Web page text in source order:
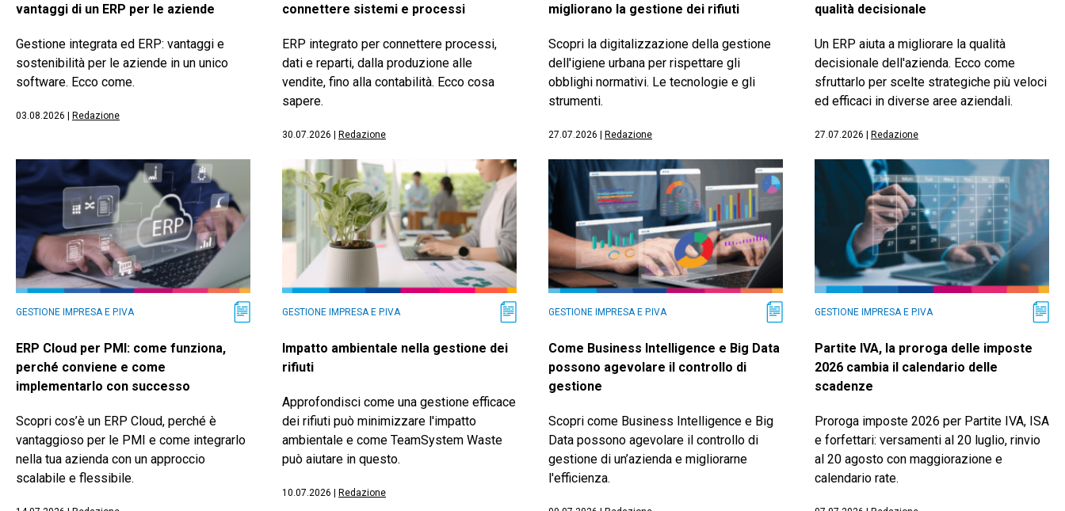
vantaggi di un ERP per le aziende
Gestione integrata ed ERP: vantaggi e
sostenibilità per le aziende in un unico
software. Ecco come.
03.08.2026 Redazione
connettere sistemi e processi
ERP integrato per connettere processi,
dati e reparti, dalla produzione alle
vendite, fino alla contabilità. Ecco cosa
sapere.
30.07.2026 Redazione
migliorano la gestione dei rifiuti
Scopri la digitalizzazione della gestione
dell'igiene urbana per rispettare gli
obblighi normativi. Le tecnologie e gli
strumenti.
27.07.2026 Redazione
qualità decisionale
Un ERP aiuta a migliorare la qualità
decisionale dell'azienda. Ecco come
sfruttarlo per scelte strategiche più veloci
ed efficaci in diverse aree aziendali.
27.07.2026 Redazione
GESTIONE IMPRESA E P.IVA
ERP Cloud per PMI: come funziona,
perché conviene e come
implementarlo con successo
Scopri cos’è un ERP Cloud, perché è
vantaggioso per le PMI e come integrarlo
nella tua azienda con un approccio
scalabile e flessibile.
GESTIONE IMPRESA E P.IVA
Impatto ambientale nella gestione dei
rifiuti
Approfondisci come una gestione efficace
dei rifiuti può minimizzare l'impatto
ambientale e come TeamSystem Waste
può aiutare in questo.
10.07.2026 Redazione
GESTIONE IMPRESA E P.IVA
Come Business Intelligence e Big Data
possono agevolare il controllo di
gestione
Scopri come Business Intelligence e Big
Data possono agevolare il controllo di
gestione di un’azienda e migliorarne
l'efficienza.
GESTIONE IMPRESA E P.IVA
Partite IVA, la proroga delle imposte
2026 cambia il calendario delle
scadenze
Proroga imposte 2026 per Partite IVA, ISA
e forfettari: versamenti al 20 luglio, rinvio
al 20 agosto con maggiorazione e
calendario rate.